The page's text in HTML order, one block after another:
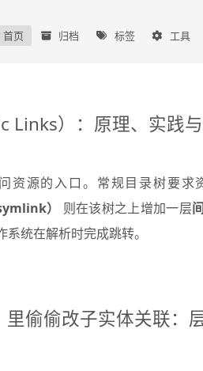
首页 归档 标签 工具
Links）：原理、实践
资源的入口。常规目录树要求
）
则在该树之上增加一层
统在解析时完成跳转。
偷偷改子实体关联：